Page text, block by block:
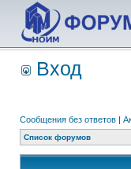
Вход
Сообщения без ответов |
Список форумов